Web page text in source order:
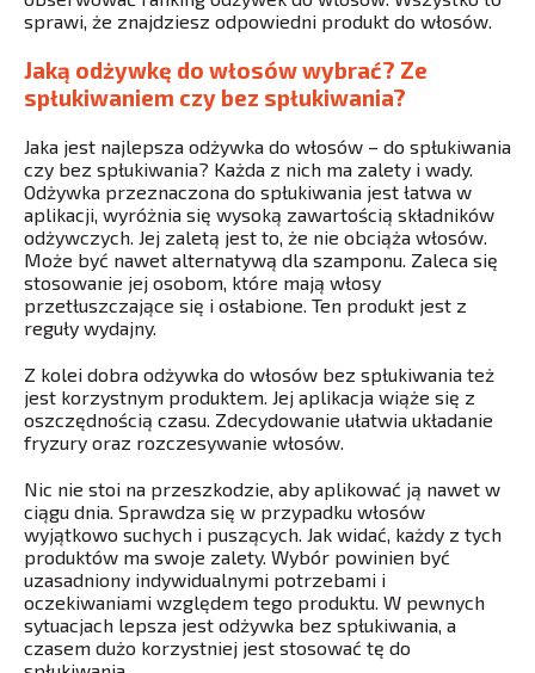
sprawi, że znajdziesz odpowiedni produkt do włosów.
Jaką odżywkę do włosów wybrać? Ze
spłukiwaniem czy bez spłukiwania?
Jaka jest najlepsza odżywka do włosów – do spłukiwania
czy bez spłukiwania? Każda z nich ma zalety i wady.
Odżywka przeznaczona do spłukiwania jest łatwa w
aplikacji, wyróżnia się wysoką zawartością składników
odżywczych. Jej zaletą jest to, że nie obciąża włosów.
Może być nawet alternatywą dla szamponu. Zaleca się
stosowanie jej osobom, które mają włosy
przetłuszczające się i osłabione. Ten produkt jest z
reguły wydajny.
Z kolei dobra odżywka do włosów bez spłukiwania też
jest korzystnym produktem. Jej aplikacja wiąże się z
oszczędnością czasu. Zdecydowanie ułatwia układanie
fryzury oraz rozczesywanie włosów.
Nic nie stoi na przeszkodzie, aby aplikować ją nawet w
ciągu dnia. Sprawdza się w przypadku włosów
wyjątkowo suchych i puszących. Jak widać, każdy z tych
produktów ma swoje zalety. Wybór powinien być
uzasadniony indywidualnymi potrzebami i
oczekiwaniami względem tego produktu. W pewnych
sytuacjach lepsza jest odżywka bez spłukiwania, a
czasem dużo korzystniej jest stosować tę do